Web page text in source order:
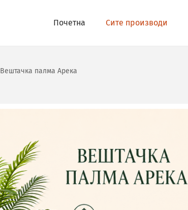
Почетна Сите производи
Вештачка палма Арека